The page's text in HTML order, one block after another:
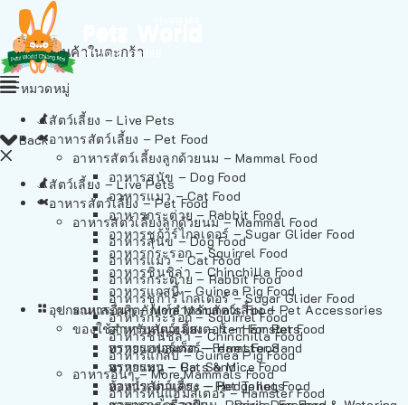
ไม่มีสินค้าในตะกร้า
Back
สัตว์เลี้ยง – Live Pets
อาหารสัตว์เลี้ยง – Pet Food
อาหารสัตว์เลี้ยงลูกด้วยนม – Mammal Food
อาหารสุนัข – Dog Food
อาหารแมว – Cat Food
อาหารกระต่าย – Rabbit Food
อาหารชูก้าร์ไกลเดอร์ – Sugar Glider Food
อาหารกระรอก – Squirrel Food
อาหารชินชิล่า – Chinchilla Food
อาหารแกสบี้ – Guinea Pig Food
อาหารอื่นๆ – More Mammals Food
อาหารหนูแฮมสเตอร์ – Hamster Food
หมวดหมู่
สัตว์เลี้ยง – Live Pets
อาหารสัตว์เลี้ยง – Pet Food
อาหารสัตว์เลี้ยงลูกด้วยนม – Mammal Food
อาหารสุนัข – Dog Food
อาหารแมว – Cat Food
อาหารกระต่าย – Rabbit Food
อาหารชูก้าร์ไกลเดอร์ – Sugar Glider Food
อาหารกระรอก – Squirrel Food
อาหารชินชิล่า – Chinchilla Food
อาหารแกสบี้ – Guinea Pig Food
อาหารอื่นๆ – More Mammals Food
อาหารหนูแฮมสเตอร์ – Hamster Food
อาหารเฟอร์เร็ต – Ferret Food
อาหารหนู – Rats & Mice Food
อาหารเม่นแคระ – Hedgehog Food
อุปกรณและผลิตภัณฑ์สำหรับสัตว์เลี้ยง – Pet Accessories
ของใช้สำหรับสัตว์เลี้ยง – Item For Pets
ทรายแฮมสเตอร์ – Hamster Sand
ทรายแมว – Cat Sand
ห้องน้ำสัตว์เลี้ยง – Pet Toilets